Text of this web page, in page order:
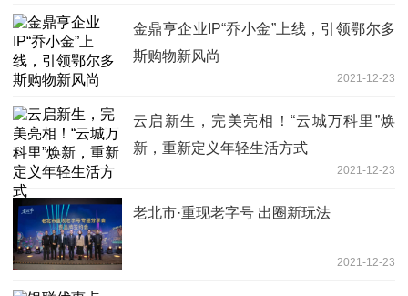
金鼎亨企业IP“乔小金”上线，引领鄂尔多
斯购物新风尚
2021-12-23
云启新生，完美亮相！“云城万科里”焕
新，重新定义年轻生活方式
2021-12-23
老北市·重现老字号 出圈新玩法
2021-12-23